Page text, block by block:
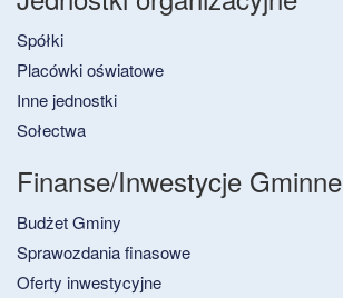
Spółki
Placówki oświatowe
Inne jednostki
Sołectwa
Finanse/Inwestycje Gminne
Budżet Gminy
Sprawozdania finasowe
Oferty inwestycyjne